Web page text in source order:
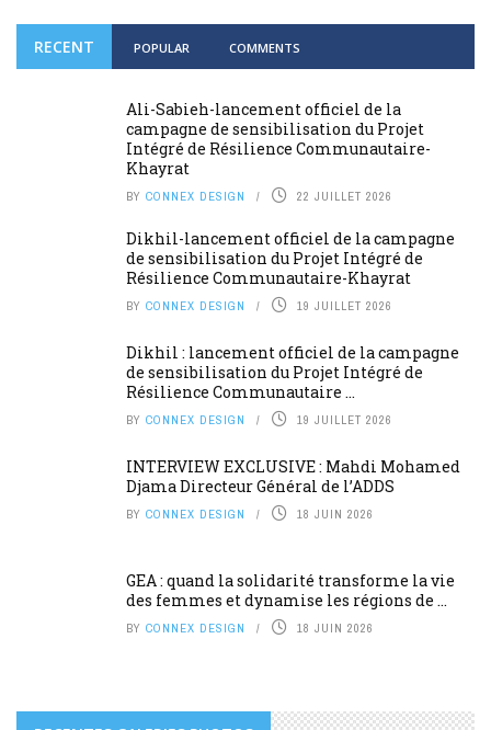
RECENT POPULAR COMMENTS
Ali-Sabieh-lancement officiel de la
campagne de sensibilisation du Projet
Intégré de Résilience Communautaire-
Khayrat
BY CONNEX DESIGN 22 JUILLET 2026
Dikhil-lancement officiel de la campagne
de sensibilisation du Projet Intégré de
Résilience Communautaire-Khayrat
BY CONNEX DESIGN 19 JUILLET 2026
Dikhil : lancement officiel de la campagne
de sensibilisation du Projet Intégré de
Résilience Communautaire ...
BY CONNEX DESIGN 19 JUILLET 2026
INTERVIEW EXCLUSIVE : Mahdi Mohamed
Djama Directeur Général de l’ADDS
BY CONNEX DESIGN 18 JUIN 2026
GEA : quand la solidarité transforme la vie
des femmes et dynamise les régions de ...
BY CONNEX DESIGN 18 JUIN 2026